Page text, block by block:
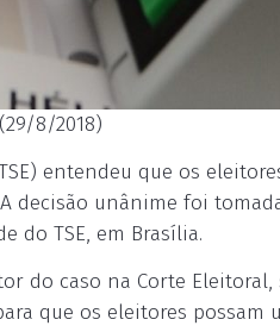
8/2018)
entendeu que os
decisão unânime foi
do TSE, em Brasília.
do caso na Corte
que os eleitores possam